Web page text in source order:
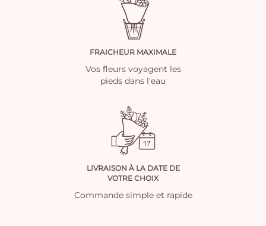
FRAICHEUR MAXIMALE
Vos fleurs voyagent les
pieds dans l'eau
LIVRAISON À LA DATE DE
VOTRE CHOIX
Commande simple et rapide